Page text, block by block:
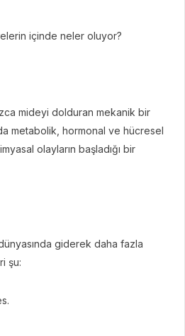
içinde neler oluyor?
mideyi dolduran mekanik bir
metabolik, hormonal ve hücresel
olayların başladığı bir
giderek daha fazla
şu: